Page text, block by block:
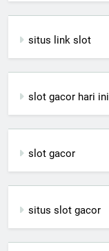
situs link slot
slot gacor hari ini
slot gacor
situs slot gacor